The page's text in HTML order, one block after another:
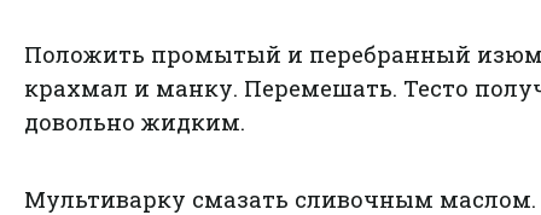
Положить промытый и перебранный
крахмал и манку. Перемешать. Тесто
довольно жидким.
Мультиварку смазать сливочным маслом.